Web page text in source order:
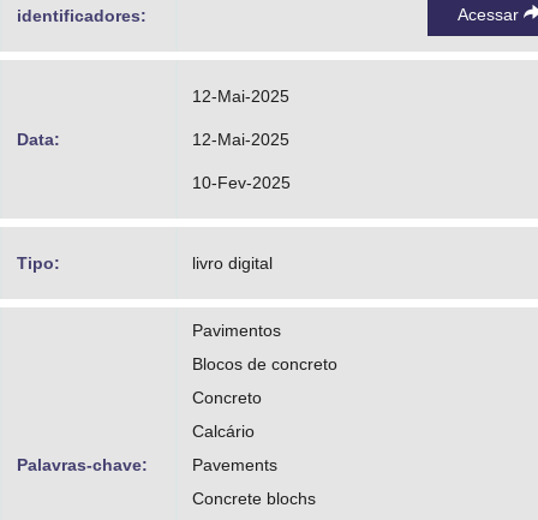
identificadores: Acessar
Data:
12-Mai-2025
12-Mai-2025
10-Fev-2025
Tipo: livro digital
Palavras-chave:
Pavimentos
Blocos de concreto
Concreto
Calcário
Pavements
Concrete blochs